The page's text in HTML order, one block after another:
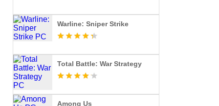
Warline: Sniper Strike
Total Battle: War Strategy
Among Us